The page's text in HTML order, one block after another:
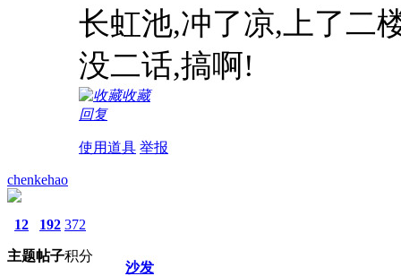
长虹池,冲了凉,上了二
没二话,搞啊!
收藏
回复
使用道具 举报
chenkehao
12
主题
192
帖子
372
积分
沙发